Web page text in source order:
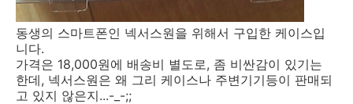
동생의 스마트폰인 넥서스원을 위해서 구입한 케이스입
니다.
가격은 18,000원에 배송비 별도로, 좀 비싼감이 있기는
한데, 넥서스원은 왜 그리 케이스나 주변기기등이 판매되
고 있지 않은지...-_-;;